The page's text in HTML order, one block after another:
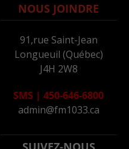
NOUS JOINDRE
91,rue Saint-Jean
Longueuil (Québec)
J4H 2W8
SMS | 450-646-6800
admin@fm1033.ca